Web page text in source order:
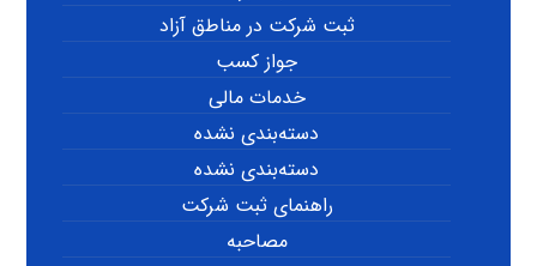
ثبت شرکت در مناطق آزاد
جواز کسب
خدمات مالی
دسته‌بندی نشده
دسته‌بندی نشده
راهنمای ثبت شرکت
مصاحبه